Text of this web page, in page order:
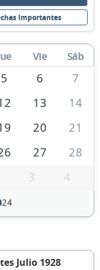
Importantes
Vie Sáb
5 6
7
13
14
20
21
27
28
3 4
24
Julio 1928